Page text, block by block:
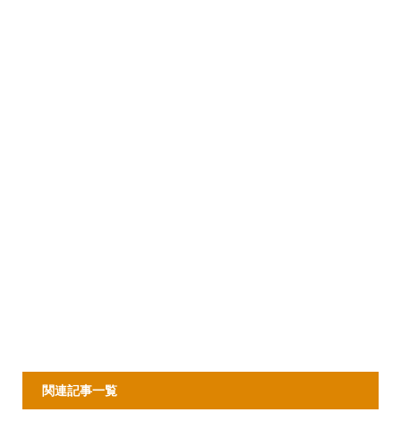
関連記事一覧